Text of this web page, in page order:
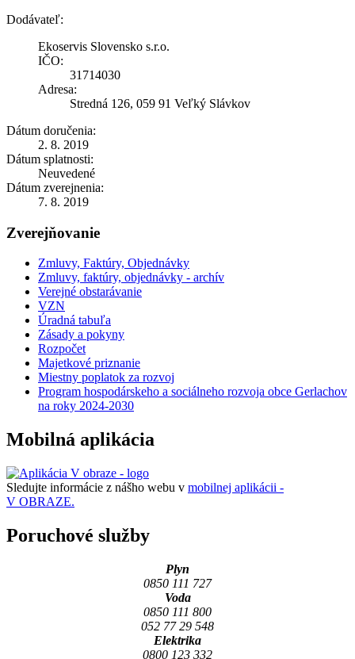
Dodávateľ:
Ekoservis Slovensko s.r.o.
IČO:
31714030
Adresa:
Stredná 126, 059 91 Veľký Slávkov
Dátum doručenia:
2. 8. 2019
Dátum splatnosti:
Neuvedené
Dátum zverejnenia:
7. 8. 2019
Zverejňovanie
Zmluvy, Faktúry, Objednávky
Zmluvy, faktúry, objednávky - archív
Verejné obstarávanie
VZN
Úradná tabuľa
Zásady a pokyny
Rozpočet
Majetkové priznanie
Miestny poplatok za rozvoj
Program hospodárskeho a sociálneho rozvoja obce Gerlachov
na roky 2024-2030
Mobilná aplikácia
Sledujte informácie z nášho webu v mobilnej aplikácii -
V OBRAZE.
Poruchové služby
Plyn
0850 111 727
Voda
0850 111 800
052 77 29 548
Elektrika
0800 123 332